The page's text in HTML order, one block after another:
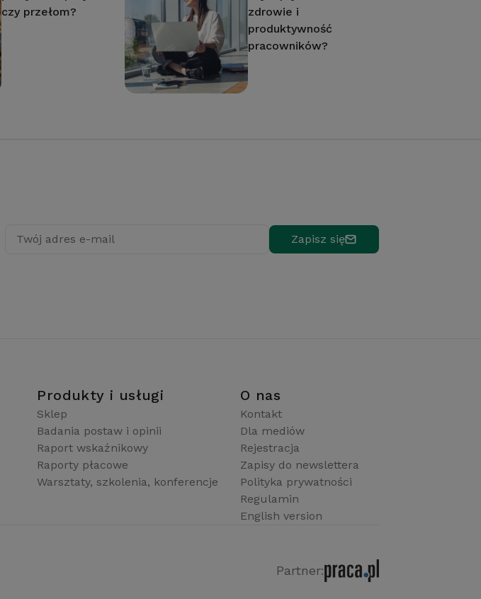
czy przełom?
zdrowie i
produktywność
pracowników?
Twój adres e-mail Zapisz się
Produkty i usługi
Sklep
Badania postaw i opinii
Raport wskaźnikowy
Raporty płacowe
Warsztaty, szkolenia, konferencje
O nas
Kontakt
Dla mediów
Rejestracja
Zapisy do newslettera
Polityka prywatności
Regulamin
English version
Partner: